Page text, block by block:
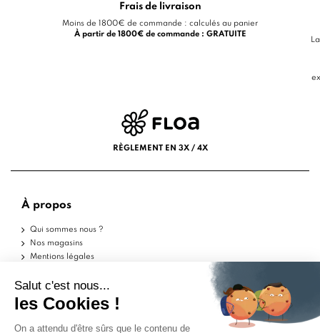
Frais de livraison
Moins de 1800€ de commande : calculés au panier
À partir de 1800€ de commande : GRATUITE
RÈGLEMENT EN 3X / 4X
À propos
Qui sommes nous ?
Nos magasins
Mentions légales
Politique de confidentialité
Aide
Echantillons